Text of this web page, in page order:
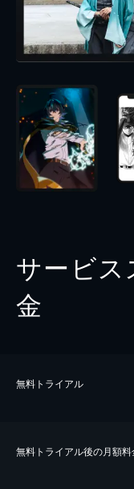
サービ
金
無料トライアル
無料トライアル後の⽉額料